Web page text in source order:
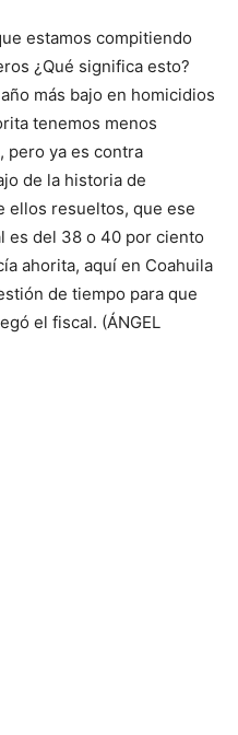
estamos compitiendo
¿Qué significa esto?
más bajo en homicidios
tenemos menos
pero ya es contra
de la historia de
ellos resueltos, que ese
es del 38 o 40 por ciento
ahorita, aquí en Coahuila
de tiempo para que
el fiscal. (ÁNGEL